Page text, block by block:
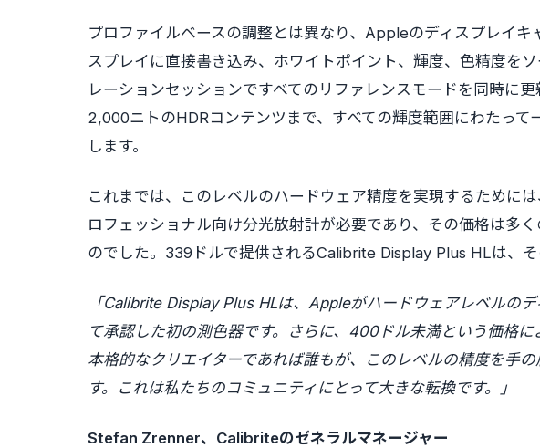
プロファイルベースの調整とは異なり、Appleのディスプレイキ
スプレイに直接書き込み、ホワイトポイント、輝度、色精度を
レーションセッションですべてのリファレンスモードを同時に
2,000ニトのHDRコンテンツまで、すべての輝度範囲にわたっ
します。
これまでは、このレベルのハードウェア精度を実現するために
ロフェッショナル向け分光放射計が必要であり、その価格は多
のでした。339ドルで提供されるCalibrite Display Plus HLは、そ
「Calibrite Display Plus HLは、Appleがハードウェアレベルの
て承認した初の測色器です。さらに、400ドル未満という価格
本格的なクリエイターであれば誰もが、このレベルの精度を手
す。これは私たちのコミュニティにとって大きな転換です。」
Stefan Zrenner、Calibriteのゼネラルマネージャー